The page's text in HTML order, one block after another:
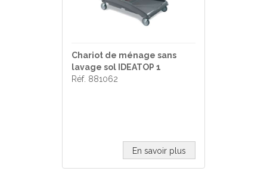
Chariot de ménage sans
lavage sol IDEATOP 1
Réf. 881062
En savoir plus